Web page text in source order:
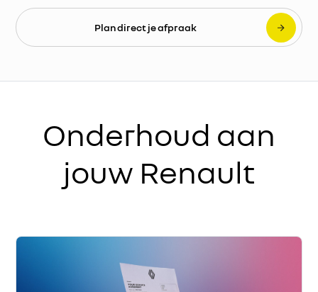
Plan direct je afpraak
Onderhoud aan
jouw Renault